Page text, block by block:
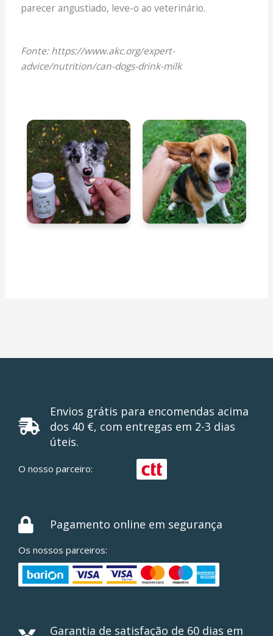
parecer angustiado, leve-o ao veterinário.
Fonte: https://www.akc.org/expert-
advice/nutrition/can-dogs-drink-milk
Envios grátis para encomendas acima
dos 40 €, com entregas em 2-3 dias
úteis.
O nosso parceiro:
Pagamento online em segurança
Os nossos parceiros:
Garantia de satisfação de 60 dias em